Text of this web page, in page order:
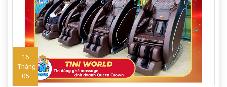
16
Tháng
05